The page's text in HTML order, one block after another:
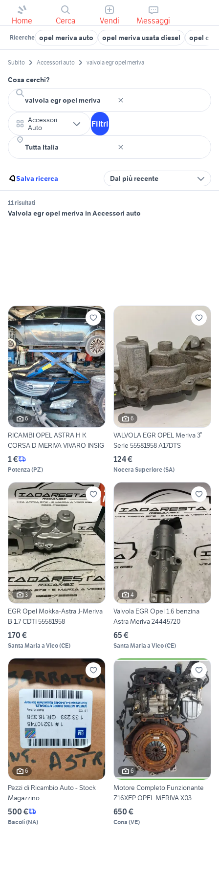
Home Cerca Vendi Messaggi
Ricerche opel meriva auto opel meriva usata diesel opel
Subito Accessori auto valvola egr opel meriva
Cosa cerchi?
Accessori
Auto
Filtri
Salva ricerca Dal più recente
11 risultati
Valvola egr opel meriva in Accessori auto
6
RICAMBI OPEL ASTRA H K
CORSA D MERIVA VIVARO INSIG
1 €
Potenza (PZ)
6
VALVOLA EGR OPEL Meriva 3°
Serie 55581958 A17DTS
124 €
Nocera Superiore(SA)
3
EGR Opel Mokka-Astra J-Meriva
B 1.7 CDTI 55581958
170 €
Santa Maria a Vico(CE)
4
Valvola EGR Opel 1.6 benzina
Astra Meriva 24445720
65 €
Santa Maria a Vico(CE)
6
Pezzi di Ricambio Auto - Stock
Magazzino
500 €
Bacoli(NA)
6
Motore Completo Funzionante
Z16XEP OPEL MERIVA X03
650 €
Cona (VE)